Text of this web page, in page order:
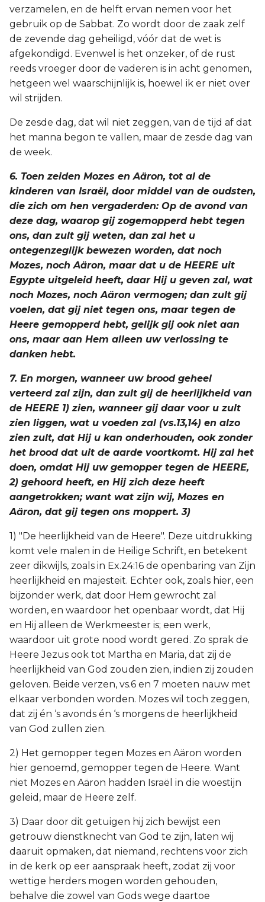
verzamelen, en de helft ervan nemen voor het
gebruik op de Sabbat. Zo wordt door de zaak zelf
de zevende dag geheiligd, vóór dat de wet is
afgekondigd. Evenwel is het onzeker, of de rust
reeds vroeger door de vaderen is in acht genomen,
hetgeen wel waarschijnlijk is, hoewel ik er niet over
wil strijden.
De zesde dag, dat wil niet zeggen, van de tijd af dat
het manna begon te vallen, maar de zesde dag van
de week.
6. Toen zeiden Mozes en Aäron, tot al de
kinderen van Israël, door middel van de oudsten,
die zich om hen vergaderden: Op de avond van
deze dag, waarop gij zogemopperd hebt tegen
ons, dan zult gij weten, dan zal het u
ontegenzeglijk bewezen worden, dat noch
Mozes, noch Aäron, maar dat u de HEERE uit
Egypte uitgeleid heeft, daar Hij u geven zal, wat
noch Mozes, noch Aäron vermogen; dan zult gij
voelen, dat gij niet tegen ons, maar tegen de
Heere gemopperd hebt, gelijk gij ook niet aan
ons, maar aan Hem alleen uw verlossing te
danken hebt.
7. En morgen, wanneer uw brood geheel
verteerd zal zijn, dan zult gij de heerlijkheid van
de HEERE 1) zien, wanneer gij daar voor u zult
zien liggen, wat u voeden zal (vs.13,14) en alzo
zien zult, dat Hij u kan onderhouden, ook zonder
het brood dat uit de aarde voortkomt. Hij zal het
doen, omdat Hij uw gemopper tegen de HEERE,
2) gehoord heeft, en Hij zich deze heeft
aangetrokken; want wat zijn wij, Mozes en
Aäron, dat gij tegen ons moppert. 3)
1) "De heerlijkheid van de Heere". Deze uitdrukking
komt vele malen in de Heilige Schrift, en betekent
zeer dikwijls, zoals in Ex.24:16 de openbaring van Zijn
heerlijkheid en majesteit. Echter ook, zoals hier, een
bijzonder werk, dat door Hem gewrocht zal
worden, en waardoor het openbaar wordt, dat Hij
en Hij alleen de Werkmeester is; een werk,
waardoor uit grote nood wordt gered. Zo sprak de
Heere Jezus ook tot Martha en Maria, dat zij de
heerlijkheid van God zouden zien, indien zij zouden
geloven. Beide verzen, vs.6 en 7 moeten nauw met
elkaar verbonden worden. Mozes wil toch zeggen,
dat zij én ‘s avonds én ‘s morgens de heerlijkheid
van God zullen zien.
2) Het gemopper tegen Mozes en Aäron worden
hier genoemd, gemopper tegen de Heere. Want
niet Mozes en Aäron hadden Israël in die woestijn
geleid, maar de Heere zelf.
3) Daar door dit getuigen hij zich bewijst een
getrouw dienstknecht van God te zijn, laten wij
daaruit opmaken, dat niemand, rechtens voor zich
in de kerk op eer aanspraak heeft, zodat zij voor
wettige herders mogen worden gehouden,
behalve die zowel van Gods wege daartoe